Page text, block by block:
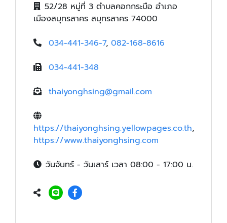
52/28 หมู่ที่ 3 ตำบลคอกกระบือ อำเภอ
เมืองสมุทรสาคร สมุทรสาคร 74000
034-441-346-7, 082-168-8616
034-441-348
thaiyonghsing@gmail.com
https://thaiyonghsing.yellowpages.co.th,
https://www.thaiyonghsing.com
วันจันทร์ - วันเสาร์ เวลา 08:00 - 17:00 น.